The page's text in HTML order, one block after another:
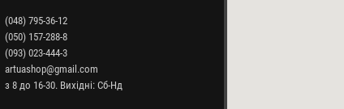
(048) 795-36-12
(050) 157-288-8
(093) 023-444-3
artuashop@gmail.com
з 8 до 16-30. Вихідні: Сб-Нд